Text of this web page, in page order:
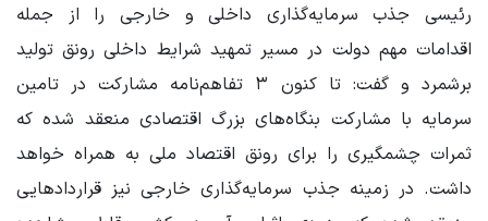
رئیسی جذب سرمایه‌گذاری داخلی و خارجی را از جمله
اقدامات مهم دولت در مسیر تمهید شرایط داخلی رونق تولید
برشمرد و گفت:‌ تا کنون ۳ تفاهم‌نامه مشارکت در تامین
سرمایه با مشارکت بنگاه‌های بزرگ اقتصادی منعقد شده که
ثمرات چشمگیری را برای رونق اقتصاد ملی به همراه خواهد
داشت. در زمینه جذب سرمایه‌گذاری خارجی نیز قراردادهایی